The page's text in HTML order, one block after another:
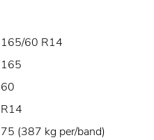
165/60 R14
165
60
R14
75 (387 kg per/band)